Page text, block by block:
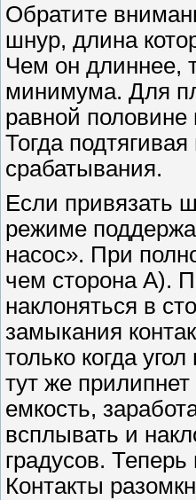
Обратите
шнур, длина
Чем он длиннее,
минимума. Для
равной половине
Тогда
срабатывания.
Если привязать
режиме
насос». При
чем сторона А).
наклоняться в
замыкания
только когда
тут же
емкость,
всплывать и
градусов.
Контакты